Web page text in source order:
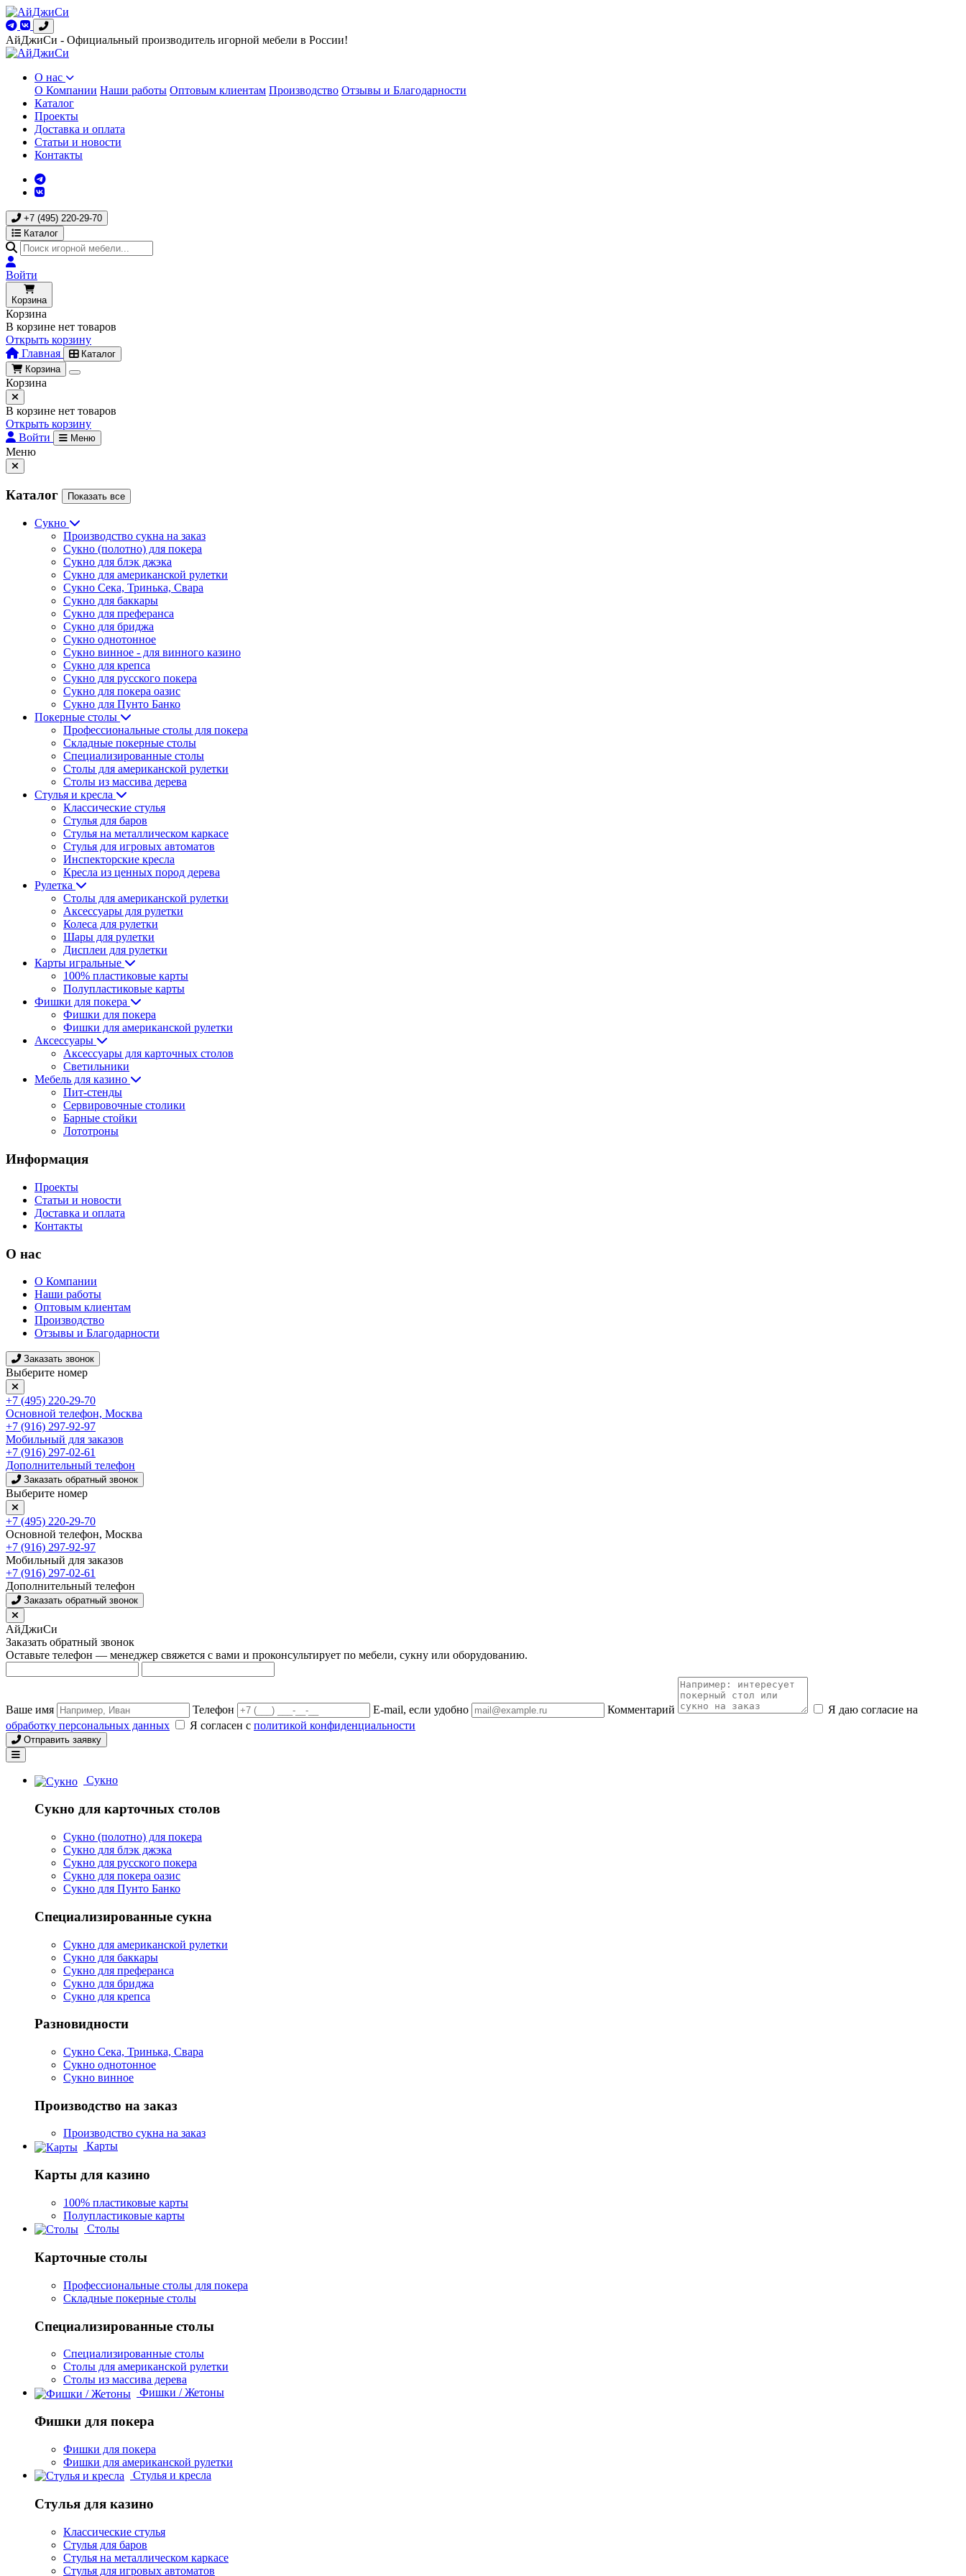
АйДжиСи - Официальный производитель игорной мебели в России!
О нас
О Компании Наши работы Оптовым клиентам Производство Отзывы и Благодарности
Каталог
Проекты
Доставка и оплата
Статьи и новости
Контакты
+7 (495) 220-29-70
Каталог
Войти
Корзина
Корзина
В корзине нет товаров
Открыть корзину
Главная
Каталог
Корзина
Корзина
В корзине нет товаров
Открыть корзину
Войти
Меню
Меню
Каталог Показать все
Сукно
Производство сукна на заказ
Сукно (полотно) для покера
Сукно для блэк джэка
Сукно для американской рулетки
Сукно Сека, Тринька, Свара
Сукно для баккары
Сукно для преферанса
Сукно для бриджа
Сукно однотонное
Сукно винное - для винного казино
Сукно для крепса
Сукно для русского покера
Сукно для покера оазис
Сукно для Пунто Банко
Покерные столы
Профессиональные столы для покера
Складные покерные столы
Специализированные столы
Столы для американской рулетки
Столы из массива дерева
Стулья и кресла
Классические стулья
Стулья для баров
Стулья на металлическом каркасе
Стулья для игровых автоматов
Инспекторские кресла
Кресла из ценных пород дерева
Рулетка
Столы для американской рулетки
Аксессуары для рулетки
Колеса для рулетки
Шары для рулетки
Дисплеи для рулетки
Карты игральные
100% пластиковые карты
Полупластиковые карты
Фишки для покера
Фишки для покера
Фишки для американской рулетки
Аксессуары
Аксессуары для карточных столов
Светильники
Мебель для казино
Пит-стенды
Сервировочные столики
Барные стойки
Лототроны
Информация
Проекты
Статьи и новости
Доставка и оплата
Контакты
О нас
О Компании
Наши работы
Оптовым клиентам
Производство
Отзывы и Благодарности
Заказать звонок
Выберите номер
+7 (495) 220-29-70
Основной телефон, Москва
+7 (916) 297-92-97
Мобильный для заказов
+7 (916) 297-02-61
Дополнительный телефон
Заказать обратный звонок
Выберите номер
+7 (495) 220-29-70
Основной телефон, Москва
+7 (916) 297-92-97
Мобильный для заказов
+7 (916) 297-02-61
Дополнительный телефон
Заказать обратный звонок
АйДжиСи
Заказать обратный звонок
Оставьте телефон — менеджер свяжется с вами и проконсультирует по мебели, сукну или оборудованию.
Ваше имя Телефон E-mail, если удобно Комментарий
Я даю согласие на
обработку персональных данных
Я согласен с политикой конфиденциальности
Отправить заявку
Сукно
Сукно для карточных столов
Сукно (полотно) для покера
Сукно для блэк джэка
Сукно для русского покера
Сукно для покера оазис
Сукно для Пунто Банко
Специализированные сукна
Сукно для американской рулетки
Сукно для баккары
Сукно для преферанса
Сукно для бриджа
Сукно для крепса
Разновидности
Сукно Сека, Тринька, Свара
Сукно однотонное
Сукно винное
Производство на заказ
Производство сукна на заказ
Карты
Карты для казино
100% пластиковые карты
Полупластиковые карты
Столы
Карточные столы
Профессиональные столы для покера
Складные покерные столы
Специализированные столы
Специализированные столы
Столы для американской рулетки
Столы из массива дерева
Фишки / Жетоны
Фишки для покера
Фишки для покера
Фишки для американской рулетки
Стулья и кресла
Стулья для казино
Классические стулья
Стулья для баров
Стулья на металлическом каркасе
Стулья для игровых автоматов